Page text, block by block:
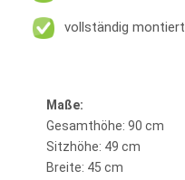
vollständig montiert
Maße:
Gesamthöhe: 90 cm
Sitzhöhe: 49 cm
Breite: 45 cm